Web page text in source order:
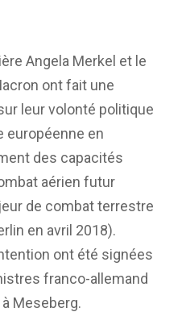
Angela Merkel et le
ont fait une
leur volonté politique
européenne en
des capacités
aérien futur
de combat terrestre
en avril 2018).
ont été signées
franco-allemand
Meseberg.